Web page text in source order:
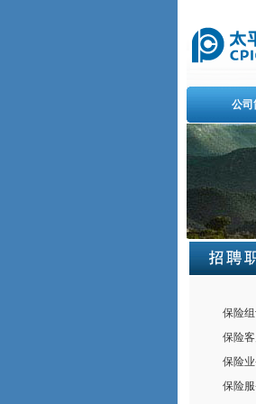
公司
保险组
保险
保险
保险